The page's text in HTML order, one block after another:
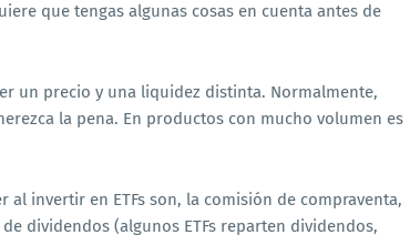
que tengas algunas cosas en cuenta antes de
un precio y una liquidez distinta. Normalmente,
la pena. En productos con mucho volumen es
invertir en ETFs son, la comisión de compraventa,
dividendos (algunos ETFs reparten dividendos,